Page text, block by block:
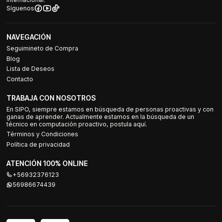
Síguenos
NAVEGACIÓN
Seguimineto de Compra
Blog
Lista de Deseos
Contacto
TRABAJA CON NOSOTROS
En SIPO, siempre estamos en búsqueda de personas proactivas y con
ganas de aprender. Actualmente estamos en la búsqueda de un
técnico en computación proactivo, postula aquí.
Términos y Condiciones
Política de privacidad
ATENCIÓN 100% ONLINE
+56932376123
56986674439